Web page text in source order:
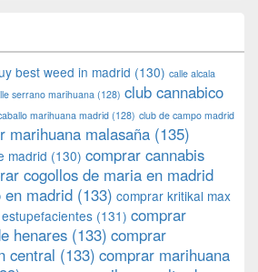
best weed in madrid (130) calle alcala
serrano marihuana(128) club cannabico
marihuana madrid (128) club de campo madrid
marihuana malasaña (135)
madrid (130) comprar cannabis
cogollos de maria en madrid
en madrid (133) comprar kritikal max
(131) comprar
henares (133) comprar
central (133) comprar marihuana